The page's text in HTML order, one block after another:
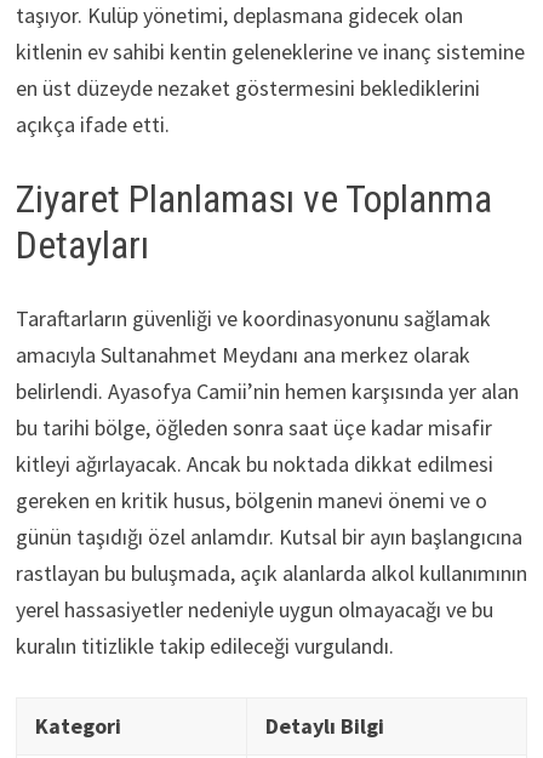
taşıyor. Kulüp yönetimi, deplasmana gidecek olan
kitlenin ev sahibi kentin geleneklerine ve inanç sistemine
en üst düzeyde nezaket göstermesini beklediklerini
açıkça ifade etti.
Ziyaret Planlaması ve Toplanma
Detayları
Taraftarların güvenliği ve koordinasyonunu sağlamak
amacıyla Sultanahmet Meydanı ana merkez olarak
belirlendi. Ayasofya Camii’nin hemen karşısında yer alan
bu tarihi bölge, öğleden sonra saat üçe kadar misafir
kitleyi ağırlayacak. Ancak bu noktada dikkat edilmesi
gereken en kritik husus, bölgenin manevi önemi ve o
günün taşıdığı özel anlamdır. Kutsal bir ayın başlangıcına
rastlayan bu buluşmada, açık alanlarda alkol kullanımının
yerel hassasiyetler nedeniyle uygun olmayacağı ve bu
kuralın titizlikle takip edileceği vurgulandı.
Kategori
Detaylı Bilgi